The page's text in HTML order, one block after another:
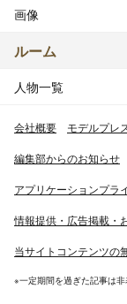
画像
ルーム
人物一覧
会社概要 モデルプレ
編集部からのお知らせ
アプリケーションプラ
情報提供・広告掲載・
当サイトコンテンツの
※一定期間を過ぎた記事は